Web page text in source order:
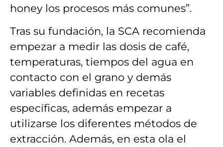
honey los procesos más comunes”.
Tras su fundación, la SCA recomienda
empezar a medir las dosis de café,
temperaturas, tiempos del agua en
contacto con el grano y demás
variables definidas en recetas
específicas, además empezar a
utilizarse los diferentes métodos de
extracción. Además, en esta ola el